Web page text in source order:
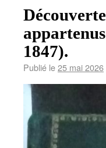
1847).
Publié le25 mai 2026